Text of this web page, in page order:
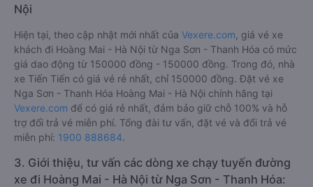
Nội
Hiện tại, theo cập nhật mới nhất của Vexere.com , giá vé xe
khách đi Hoàng Mai - Hà Nội từ Nga Sơn - Thanh Hóa có mức
giá dao động từ 150000 đồng - 150000 đồng. Trong đó, nhà
xe Tiến Tiến có giá vé rẻ nhất, chỉ 150000 đồng. Đặt vé xe
Nga Sơn - Thanh Hóa Hoàng Mai - Hà Nội chính hãng tại
Vexere.com để có giá rẻ nhất, đảm bảo giữ chỗ 100% và hỗ
trợ đổi trả vé miễn phí. Tổng đài tư vấn, đặt vé và đổi trả vé
miễn phí: 1900 888684.
3. Giới thiệu, tư vấn các dòng xe chạy tuyến đường
xe đi Hoàng Mai - Hà Nội từ Nga Sơn - Thanh Hóa: